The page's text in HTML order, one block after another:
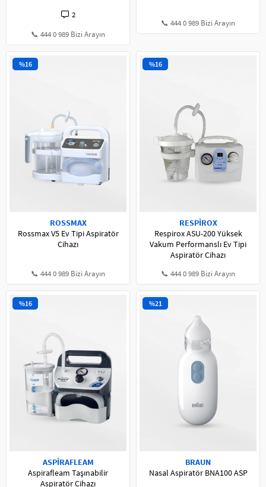
2
📞 444 0 989 Bizi Arayın
📞 444 0 989 Bizi Arayın
ROSSMAX
Rossmax V5 Ev Tipi Aspiratör
Cihazı
📞 444 0 989 Bizi Arayın
%16
RESPİROX
Respirox ASU-200 Yüksek
Vakum Performanslı Ev Tipi
Aspiratör Cihazı
📞 444 0 989 Bizi Arayın
%16
ASPİRAFLEAM
Aspirafleam Taşınabilir
Aspiratör Cihazı
%16
BRAUN
Nasal Aspiratör BNA100 ASP
%21